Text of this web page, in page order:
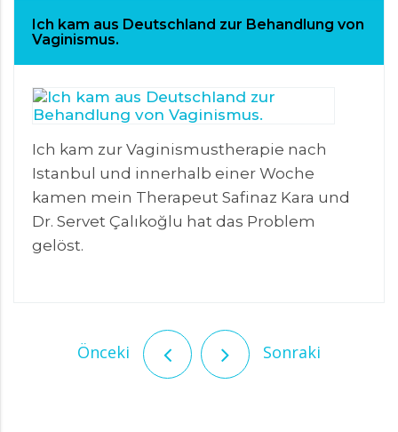
Ich kam aus Deutschland zur Behandlung von
Vaginismus.
Ich kam zur Vaginismustherapie nach
Istanbul und innerhalb einer Woche
kamen mein Therapeut Safinaz Kara und
Dr. Servet Çalıkoğlu hat das Problem
gelöst.
Önceki Sonraki